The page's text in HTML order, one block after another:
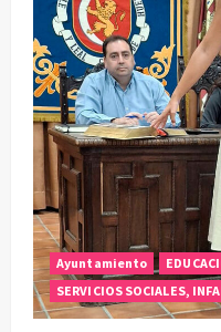
Ayuntamiento
SERVICIOS SOCIALES,